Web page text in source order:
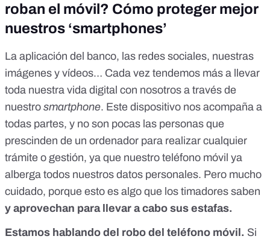
roban el móvil? Cómo proteger mejor
nuestros ‘smartphones’
La aplicación del banco, las redes sociales, nuestras
imágenes y vídeos… Cada vez tendemos más a llevar
toda nuestra vida digital con nosotros a través de
nuestro smartphone. Este dispositivo nos acompaña a
todas partes, y no son pocas las personas que
prescinden de un ordenador para realizar cualquier
trámite o gestión, ya que nuestro teléfono móvil ya
alberga todos nuestros datos personales. Pero mucho
cuidado, porque esto es algo que los timadores saben
y aprovechan para llevar a cabo sus estafas.
Estamos hablando del robo del teléfono móvil. Si